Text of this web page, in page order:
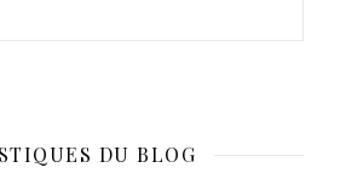
DU BLOG